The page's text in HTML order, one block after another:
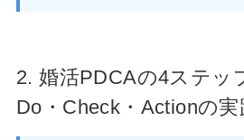
2. 婚活PDCAの4ステ
Do・Check・Actionの実